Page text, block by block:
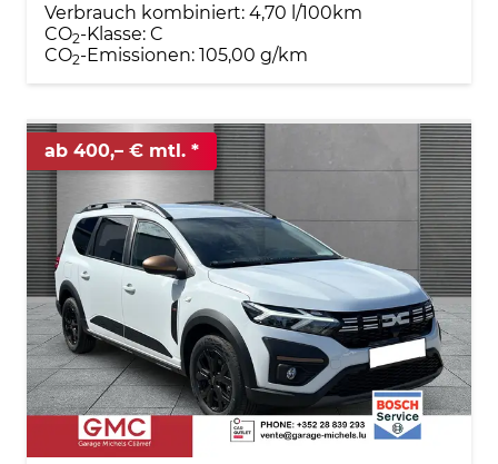
Verbrauch kombiniert: 4,70 l/100km
CO2-Klasse: C
CO2-Emissionen: 105,00 g/km
ab 400,– € mtl.